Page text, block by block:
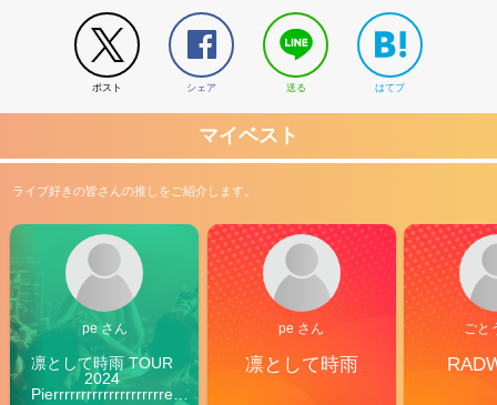
ポスト シェア 送る はてブ
マイベスト
ライブ好きの皆さんの推しをご紹介します。
pe さん
凛として時雨 TOUR
2024
Pierrrrrrrrrrrrrrrrrrrre
pe さん
凛として時雨
ごと